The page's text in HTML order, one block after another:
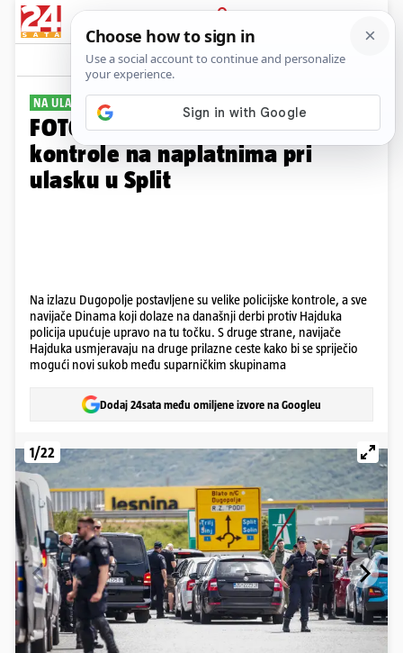
PRIJAVA
Galerija Komentari
NA ULAZU DUGOPOLJE
FOTO Žestoke policijske
kontrole na naplatnima pri
ulasku u Split
Na izlazu Dugopolje postavljene su velike policijske kontrole, a sve
navijače Dinama koji dolaze na današnji derbi protiv Hajduka
policija upućuje upravo na tu točku. S druge strane, navijače
Hajduka usmjeravaju na druge prilazne ceste kako bi se spriječio
mogući novi sukob među suparničkim skupinama
Dodaj 24sata među omiljene izvore na Googleu
1/22